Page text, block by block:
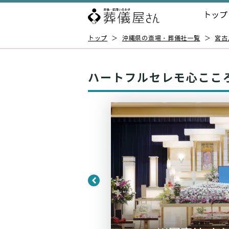
トップ
トップ ＞ 沖縄県の斎場・葬儀社一覧 ＞ 宮
ハートフルセレモ心ここ